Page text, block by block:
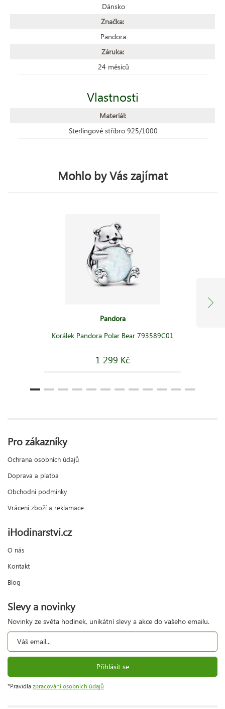
Dánsko
Značka:
Pandora
Záruka:
24 měsíců
Vlastnosti
Materiál:
Sterlingové stříbro 925/1000
Mohlo by Vás zajímat
Pandora
Korálek Pandora Polar Bear 793589C01
1 299 Kč
Pro zákazníky
Ochrana osobních údajů
Doprava a platba
Obchodní podmínky
Vrácení zboží a reklamace
iHodinarstvi.cz
O nás
Kontakt
Blog
Slevy a novinky
Novinky ze světa hodinek, unikátní slevy a akce do vašeho emailu.
Přihlásit se
*Pravidla zpracování osobních údajů